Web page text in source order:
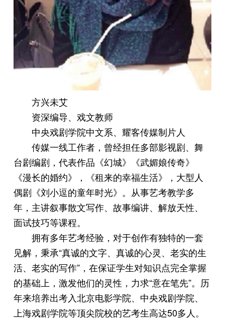
方兴未艾
资深编导、戏文教师
中央戏剧学院中文系、耀客传媒制片人
传媒一线工作者，曾经担任多部影视剧、舞
台剧编剧，代表作品《幻城》《武媚娘传奇》
《漫长的婚约》，《租来的幸福生活》，大型人
偶剧《刘小逗的童年时光》。从事艺考教学多
年，主讲叙事散文写作、故事编讲、解放天性、
面试技巧等课程。
拥有多年艺考经验，对于创作有独特的一套
见解，秉承“真诚的文字、真诚的心灵、老实的生
活、老实的写作”，在保证学生对知识点完全掌握
的基础上，激发他们的灵性，力求“意在笔先”。历
年来培养出考入北京电影学院、中央戏剧学院、
上海戏剧学院等顶尖院校的艺考生高达50多人。